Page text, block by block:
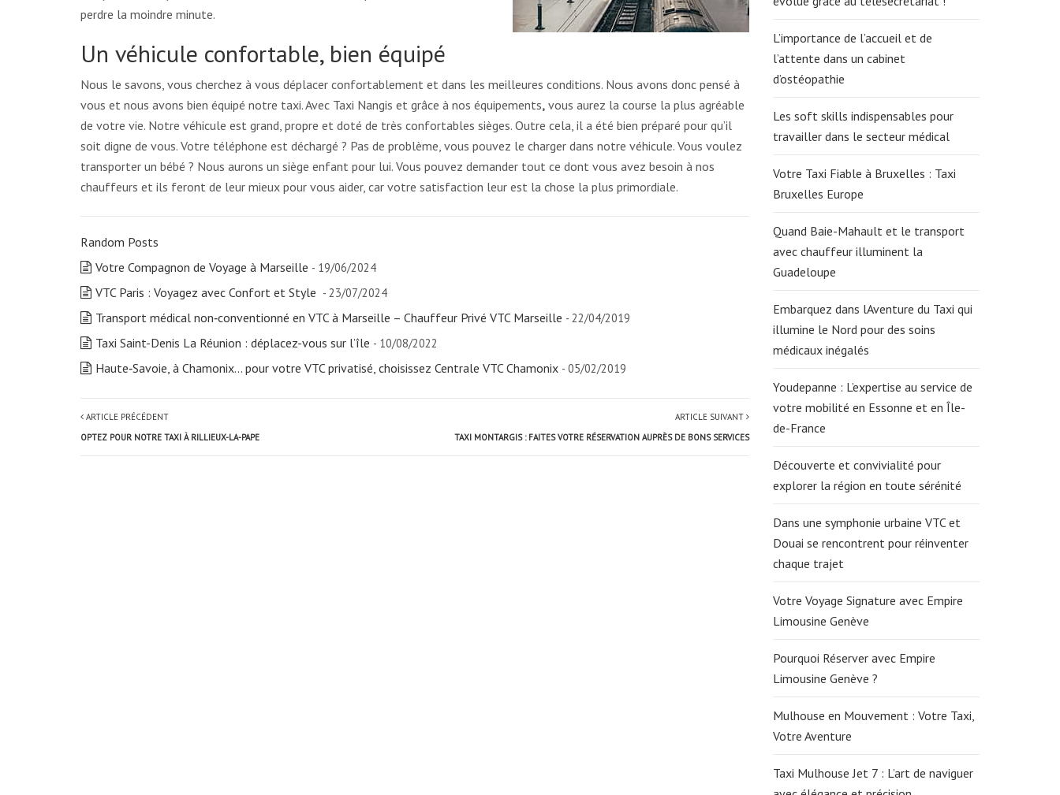
perdre la moindre minute.
Un véhicule confortable, bien équipé
Nous le savons, vous cherchez à vous déplacer confortablement et dans les meilleures conditions. Nous avons donc pensé à
vous et nous avons bien équipé notre taxi. Avec Taxi Nangis et grâce à nos équipements, vous aurez la course la plus agréable
de votre vie. Notre véhicule est grand, propre et doté de très confortables sièges. Outre cela, il a été bien préparé pour qu’il
soit digne de vous. Votre téléphone est déchargé ? Pas de problème, vous pouvez le charger dans notre véhicule. Vous voulez
transporter un bébé ? Nous aurons un siège enfant pour lui. Vous pouvez demander tout ce dont vous avez besoin à nos
chauffeurs et ils feront de leur mieux pour vous aider, car votre satisfaction leur est la chose la plus primordiale.
Random Posts
Votre Compagnon de Voyage à Marseille - 19/06/2024
VTC Paris : Voyagez avec Confort et Style - 23/07/2024
Transport médical non‑conventionné en VTC à Marseille – Chauffeur Privé VTC Marseille - 22/04/2019
Taxi Saint-Denis La Réunion : déplacez-vous sur l’île - 10/08/2022
Haute‑Savoie, à Chamonix… pour votre VTC privatisé, choisissez Centrale VTC Chamonix - 05/02/2019
ARTICLE PRÉCÉDENT
OPTEZ POUR NOTRE TAXI À RILLIEUX-LA-PAPE
ARTICLE SUIVANT
TAXI MONTARGIS : FAITES VOTRE RÉSERVATION AUPRÈS DE BONS SERVICES
L’importance de l’accueil et de
l’attente dans un cabinet
d’ostéopathie
Les soft skills indispensables pour
travailler dans le secteur médical
Votre Taxi Fiable à Bruxelles : Taxi
Bruxelles Europe
Quand Baie-Mahault et le transport
avec chauffeur illuminent la
Guadeloupe
Embarquez dans lAventure du Taxi qui
illumine le Nord pour des soins
médicaux inégalés
Youdepanne : L’expertise au service de
votre mobilité en Essonne et en Île-
de-France
Découverte et convivialité pour
explorer la région en toute sérénité
Dans une symphonie urbaine VTC et
Douai se rencontrent pour réinventer
chaque trajet
Votre Voyage Signature avec Empire
Limousine Genève
Pourquoi Réserver avec Empire
Limousine Genève ?
Mulhouse en Mouvement : Votre Taxi,
Votre Aventure
Taxi Mulhouse Jet 7 : L’art de naviguer